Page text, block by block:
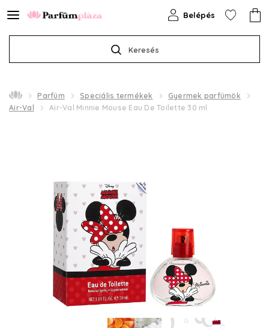
Keresés
Belépés
Parfüm Speciális termékek
Gyermek parfümök
Air-Val
Air-Val Minnie Mouse Eau De Toilette 30 ml